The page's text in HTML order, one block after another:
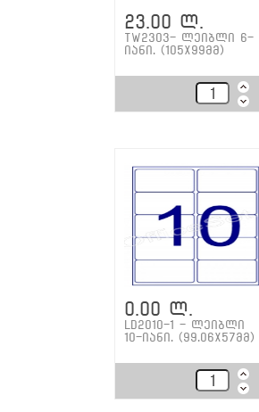
23.00 ლ.
TW2303- ლეიბლი 6-
იანი. (105X99მმ)
0.00 ლ.
LD2010-1 - ლეიბლი
10-იანი. (99.06x57მმ)